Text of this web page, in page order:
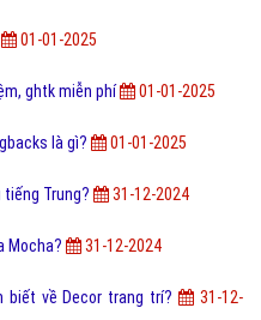
01-01-2025
ghtk miễn phí 01-01-2025
là gì? 01-01-2025
Trung? 31-12-2024
Mocha? 31-12-2024
biết về Decor trang trí?
31-12-